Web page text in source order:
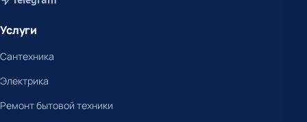
Услуги
Сантехника
Электрика
Ремонт бытовой техники